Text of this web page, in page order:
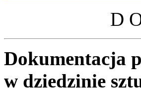
D
Dokumentacja
w dziedzinie